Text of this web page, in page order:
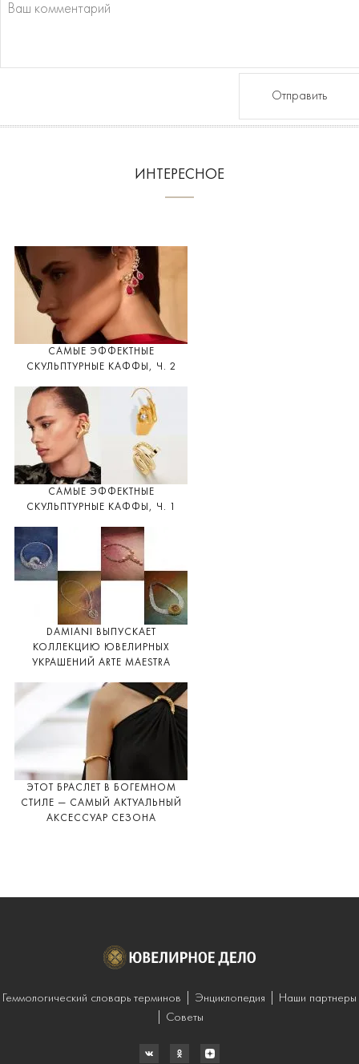
Отправить
ИНТЕРЕСНОЕ
САМЫЕ ЭФФЕКТНЫЕ
СКУЛЬПТУРНЫЕ КАФФЫ, Ч. 2
САМЫЕ ЭФФЕКТНЫЕ
СКУЛЬПТУРНЫЕ КАФФЫ, Ч. 1
DAMIANI ВЫПУСКАЕТ
КОЛЛЕКЦИЮ ЮВЕЛИРНЫХ
УКРАШЕНИЙ ARTE MAESTRA
ЭТОТ БРАСЛЕТ В БОГЕМНОМ
СТИЛЕ — САМЫЙ АКТУАЛЬНЫЙ
АКСЕССУАР СЕЗОНА
Геммологический словарь терминов Энциклопедия
Наши партнеры
Советы